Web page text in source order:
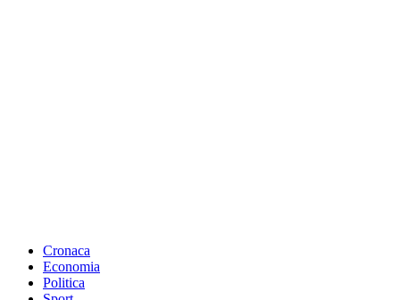
Cronaca
Economia
Politica